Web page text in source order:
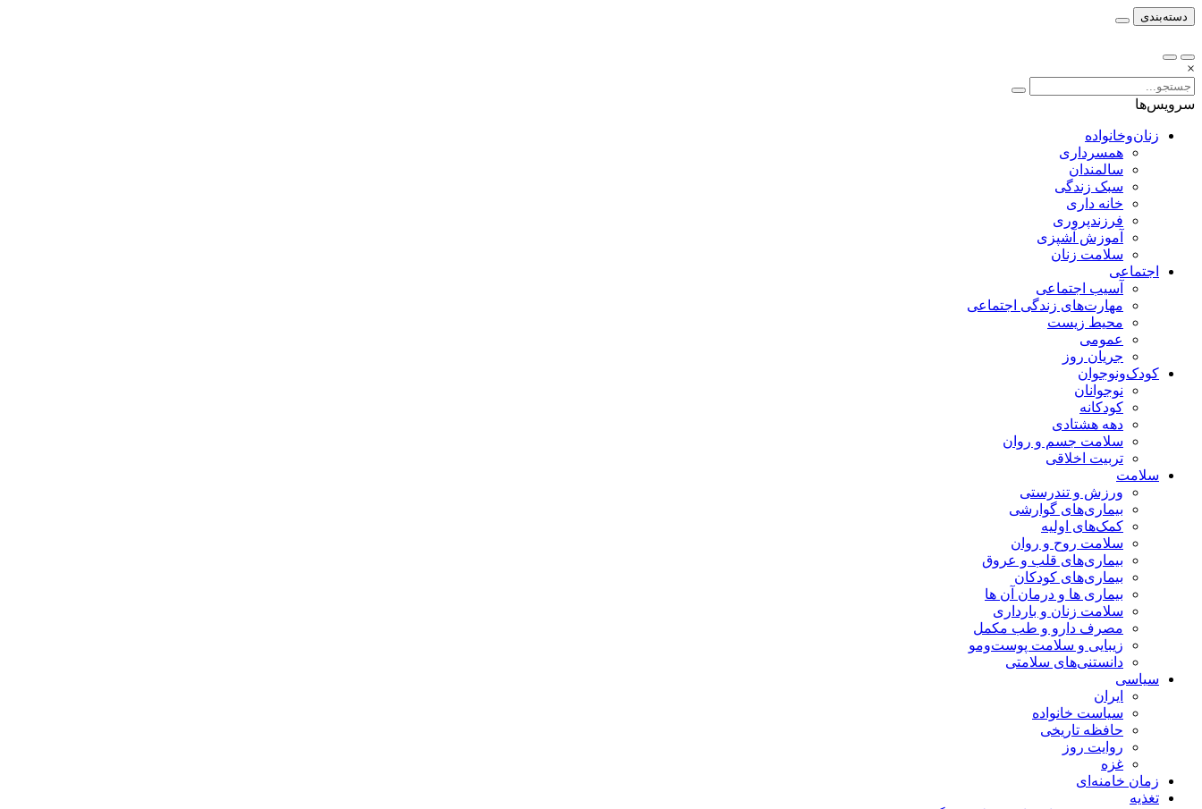
دسته‌بندی
×
سرویس‌ها
زنان‌وخانواده
همسرداری
سالمندان
سبک زندگی
خانه داری
فرزندپروری
آموزش آشپزی
سلامت زنان
اجتماعی
آسیب اجتماعی
مهارت‌های زندگی اجتماعی
محیط زیست
عمومی
جریان روز
کودک‌ونوجوان
نوجوانان
کودکانه
دهه هشتادی
سلامت جسم و روان
تربیت اخلاقی
سلامت
ورزش و تندرستی
بیماری‌های گوارشی
کمک‌های اولیه
سلامت روح و روان
بیماری‌های قلب و عروق
بیماری‌های کودکان
بیماری ها و درمان آن ها
سلامت زنان و بارداری
مصرف دارو و طب مکمل
زیبایی و سلامت پوست‌ومو
دانستنی‌های سلامتی
سیاسی
ایران
سیاست خانواده
حافظه تاریخی
روایت روز
غزه
زمان خامنه‌ای
تغذیه